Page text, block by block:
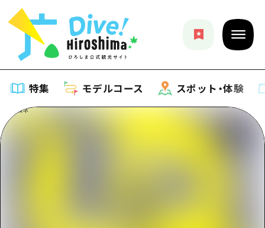
特集 モデルコース スポット・体験